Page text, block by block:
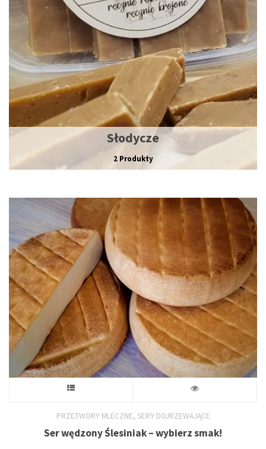
Słodycze
2 Produkty
produkt
ma
PRZETWORY MLECZNE, SERY DOJRZEWAJĄCE
Ser wędzony Ślesiniak – wybierz smak!